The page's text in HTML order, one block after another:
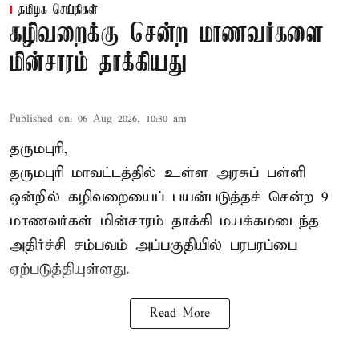
தமிழக செய்திகள்
கழிவறைக்கு சென்ற மாணவர்களை
மின்சாரம் தாக்கியது
Published on: 06 Aug 2026, 10:30 am
தருமபுரி,
தருமபுரி மாவட்டத்தில் உள்ள அரசுப் பள்ளி
ஒன்றில் கழிவறையைப் பயன்படுத்தச் சென்ற 9
மாணவர்கள் மின்சாரம் தாக்கி மயக்கமடைந்த
அதிர்ச்சி சம்பவம் அப்பகுதியில் பரபரப்பை
ஏற்படுத்தியுள்ளது.
Read More